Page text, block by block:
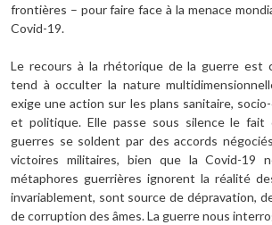
frontières – pour faire face à la menace
Covid-19.
Le recours à la rhétorique de la guerre est
tend à occulter la nature
exige une action sur les plans sanitaire,
et politique. Elle passe sous silence le fait
guerres se soldent par des accords
victoires militaires, bien que la Covid-19
métaphores guerrières ignorent la réalité
invariablement, sont source de dépravation,
de corruption des âmes. La guerre nous